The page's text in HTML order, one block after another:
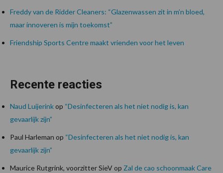
Freddy van de Ridder Cleaners: “Glazenwassen zit in m’n bloed,
maar innoveren is mijn toekomst”
Friendship Sports Centre maakt vrienden voor het leven
Recente reacties
Naud Luijerinkop “Desinfecteren als het niet nodig is, kan
gevaarlijk zijn”
Paul Harleman op “Desinfecteren als het niet nodig is, kan
gevaarlijk zijn”
Maurice Rutgrink, voorzitter SieVop Zal de cao schoonmaak Care